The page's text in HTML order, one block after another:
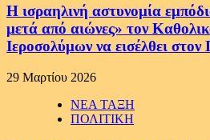
Η ισραηλινή αστυνομία
μετά από αιώνες» τον
Ιεροσολύμων να εισέλθει
29 Μαρτίου 2026
ΝΕΑ ΤΑΞΗ
ΠΟΛΙΤΙΚΗ